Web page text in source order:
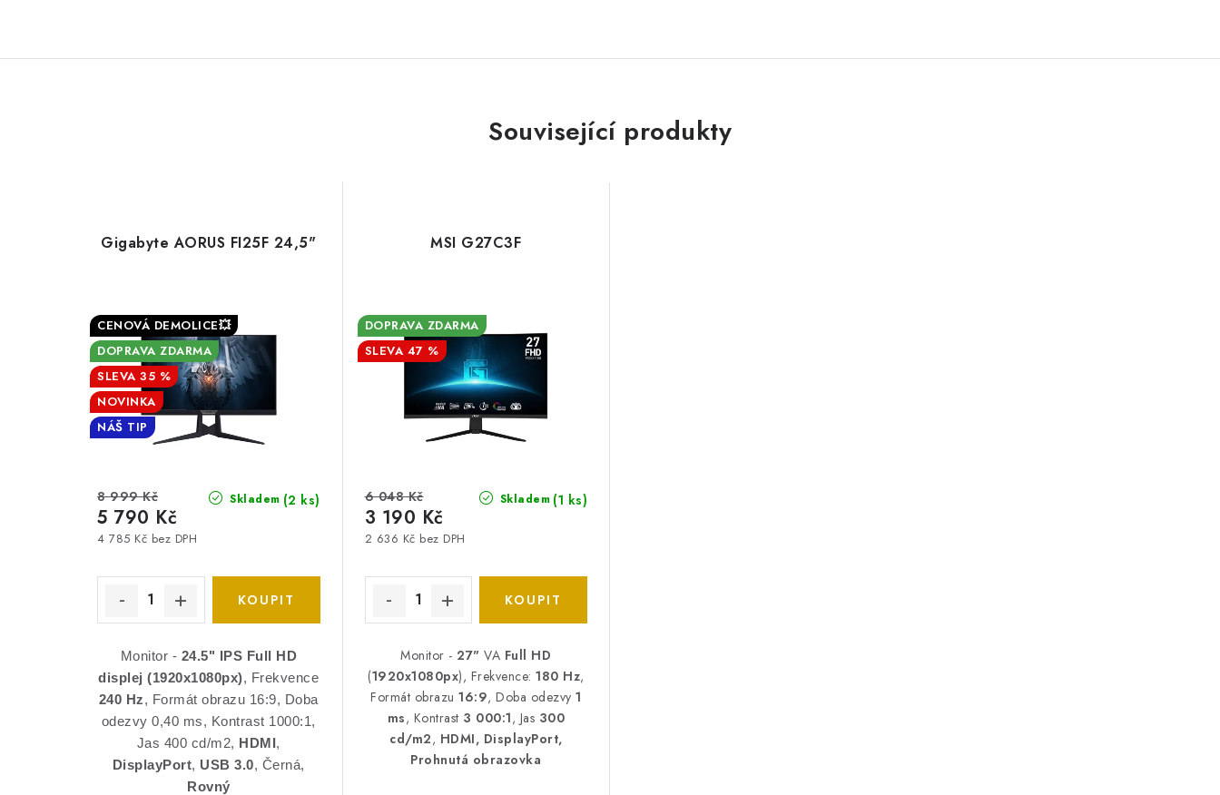
Související produkty
Gigabyte AORUS FI25F 24,5"
35 %
DOPRAVA ZDARMA
NOVINKA
NÁŠ TIP
CENOVÁ DEMOLICE💥
Skladem (2 ks)
4 785 Kč bez DPH
5 790 Kč
8 999 Kč
Monitor - 24.5" IPS Full HD
displej(1920x1080px), Frekvence
240 Hz, Formát obrazu 16:9, Doba
odezvy 0,40 ms, Kontrast 1000:1,
Jas 400 cd/m2, HDMI ,
DisplayPort, USB 3.0, Černá,
Rovný
MSI G27C3F
47 %
DOPRAVA ZDARMA
Skladem (1 ks)
2 636 Kč bez DPH
3 190 Kč
6 048 Kč
Monitor - 27"VA Full HD
(1920x1080px), Frekvence: 180 Hz,
Formát obrazu 16:9, Doba odezvy 1
ms, Kontrast 3 000:1, Jas 300
cd/m2, HDMI, DisplayPort,
Prohnutá obrazovka